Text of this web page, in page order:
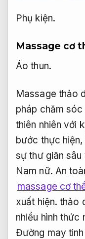
Phụ kiện.
Massage cơ
Áo thun.
Massage thảo
pháp chăm
thiên nhiên với
bước thực hiện,
sự thư giãn
Nam nữ. An
massage cơ
xuất hiện. thảo
nhiều hình thức
Đường may